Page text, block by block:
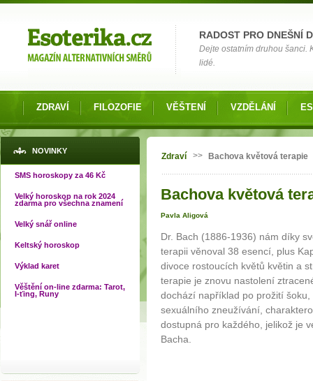
RADOST PRO DNEŠNÍ
Dejte ostatním druhou šanci.
lidé.
ZDRAVÍ FILOZOFIE VĚŠTENÍ VZDĚLÁNÍ
NOVINKY
SMS horoskopy za 46 Kč
Velký horoskop na rok 2024
zdarma pro všechna znamení
Velký snář online
Keltský horoskop
Výklad karet
Věštění on-line zdarma: Tarot,
I-ťing, Runy
Jste zde
Zdraví >> Bachova květová terapie
Bachova květová
Pavla Aligová
Dr. Bach (1886-1936) nám díky
terapii věnoval 38 esencí, plus
divoce rostoucích květů květin a
terapie je znovu nastolení
dochází například po prožití
sexuálního zneužívání,
dostupná pro každého, jelikož je
Bacha.